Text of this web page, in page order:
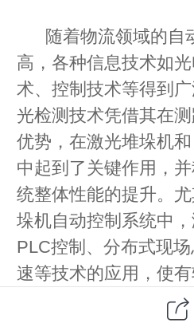
随着物流领域的自
高，各种信息技术如
术、控制技术等得到
光检测技术凭借其在
优势，在激光堆垛机
中起到了关键作用，
统整体性能的提升。
垛机自动控制系统中，
PLC控制、分布式现
速等技术的应用，使
系统超越了原有的设
的绝对认址，不仅有